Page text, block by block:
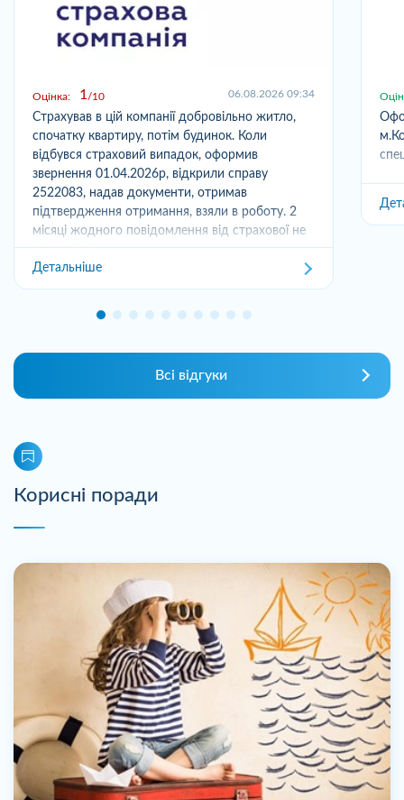
Оцінка: 1 10 06.08.2026 09:34
Страхував в цій компанії добровільно житло,
спочатку квартиру, потім будинок. Коли
відбувся страховий випадок, оформив
звернення 01.04.2026р, відкрили справу
2522083, надав документи, отримав
підтвердження отримання, взяли в роботу. 2
місяці жодного повідомлення від страхової не
отримував,...
Детальніше
Всі відгуки
Корисні поради